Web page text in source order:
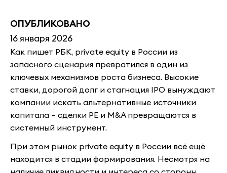
ОПУБЛИКОВАНО
16 января 2026
Как пишет РБК, private equity в России из
запасного сценария превратился в один из
ключевых механизмов роста бизнеса. Высокие
ставки, дорогой долг и стагнация IPO вынуждают
компании искать альтернативные источники
капитала – сделки PE и M&A превращаются в
системный инструмент.
При этом рынок private equity в России всё ещё
находится в стадии формирования. Несмотря на